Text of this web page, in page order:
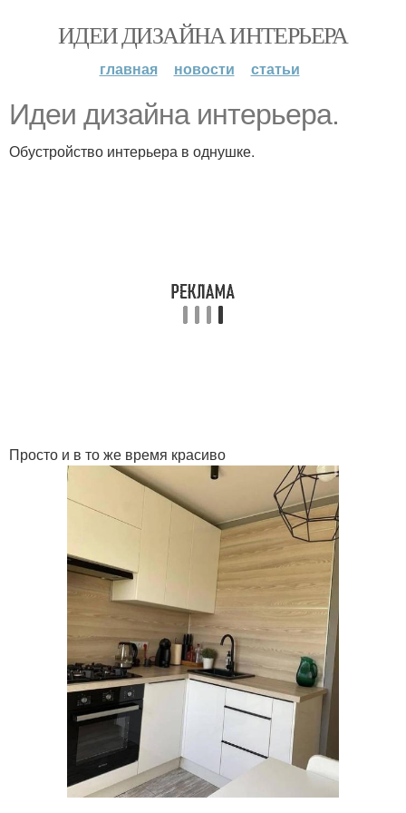
ИДЕИ ДИЗАЙНА ИНТЕРЬЕРА
главная новости статьи
Идеи дизайна интерьера.
Обустройство интерьера в однушке.
Просто и в то же время красиво